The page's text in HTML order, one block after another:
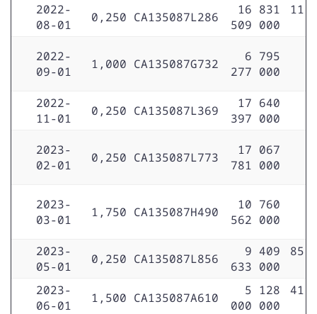
2022-
08-01
0,250 CA135087L286
16 831
509 000
11
2022-
09-01
1,000 CA135087G732
6 795
277 000
2022-
11-01
0,250 CA135087L369
17 640
397 000
2023-
02-01
0,250 CA135087L773
17 067
781 000
2023-
03-01
1,750 CA135087H490
10 760
562 000
2023-
05-01
0,250 CA135087L856
9 409
633 000
85
2023-
06-01
1,500 CA135087A610
5 128
000 000
41